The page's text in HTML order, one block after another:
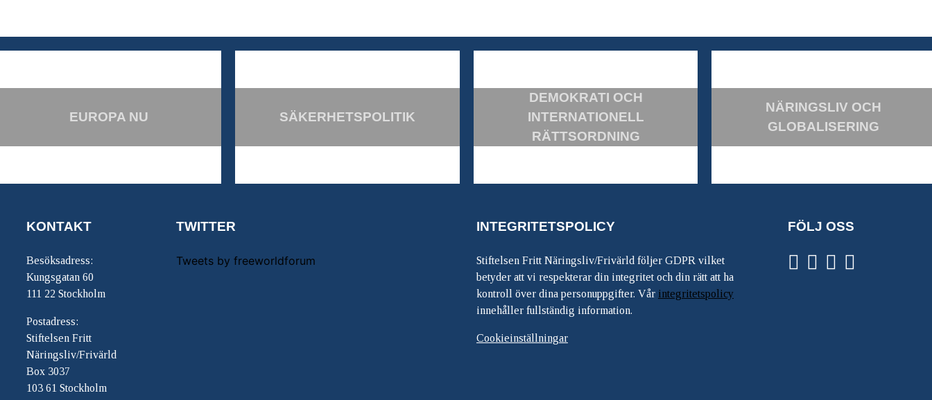
EUROPA NU SÄKERHETSPOLITIK
DEMOKRATI OCH
INTERNATIONELL
RÄTTSORDNING
NÄRINGSLIV OCH
GLOBALISERING
KONTAKT
Besöksadress:
Kungsgatan 60
111 22 Stockholm
Postadress:
Stiftelsen Fritt
Näringsliv/Frivärld
Box 3037
103 61 Stockholm
TWITTER
Tweets by freeworldforum
INTEGRITETSPOLICY
Stiftelsen Fritt Näringsliv/Frivärld följer GDPR vilket
betyder att vi respekterar din integritet och din rätt att ha
kontroll över dina personuppgifter. Vår integritetspolicy
innehåller fullständig information.
Cookieinställningar
FÖLJ OSS